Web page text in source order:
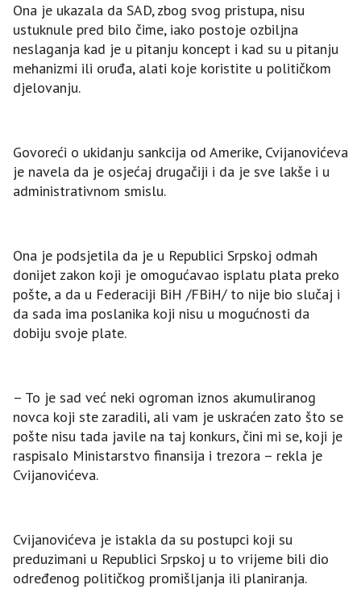
Ona je ukazala da SAD, zbog svog pristupa, nisu
ustuknule pred bilo čime, iako postoje ozbiljna
neslaganja kad je u pitanju koncept i kad su u pitanju
mehanizmi ili oruđa, alati koje koristite u političkom
djelovanju.
Govoreći o ukidanju sankcija od Amerike, Cvijanovićeva
je navela da je osjećaj drugačiji i da je sve lakše i u
administrativnom smislu.
Ona je podsjetila da je u Republici Srpskoj odmah
donijet zakon koji je omogućavao isplatu plata preko
pošte, a da u Federaciji BiH /FBiH/ to nije bio slučaj i
da sada ima poslanika koji nisu u mogućnosti da
dobiju svoje plate.
– To je sad već neki ogroman iznos akumuliranog
novca koji ste zaradili, ali vam je uskraćen zato što se
pošte nisu tada javile na taj konkurs, čini mi se, koji je
raspisalo Ministarstvo finansija i trezora – rekla je
Cvijanovićeva.
Cvijanovićeva je istakla da su postupci koji su
preduzimani u Republici Srpskoj u to vrijeme bili dio
određenog političkog promišljanja ili planiranja.